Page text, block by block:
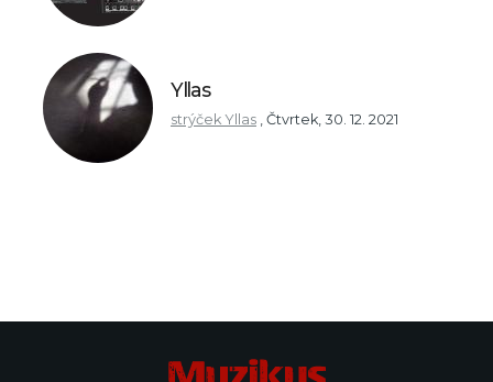
Yllas
strýček Yllas , Čtvrtek, 30. 12. 2021